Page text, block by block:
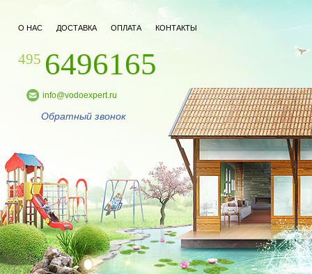
О НАС ДОСТАВКА ОПЛАТА КОНТАКТЫ
495 6496165
info@vodoexpert.ru
Обратный звонок